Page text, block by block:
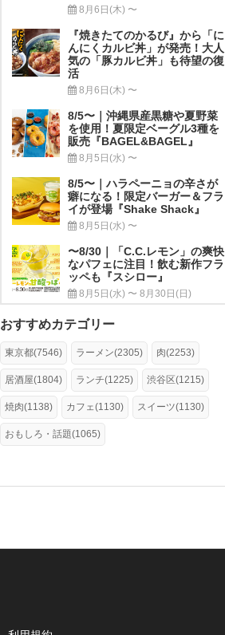
8月6日(木) 〜
『焼きたてのかるび』から「に
んにくカルビ丼」が発売！大人
気の「豚カルビ丼」も待望の復
活
8月6日(木) 〜
8/5〜｜沖縄県産黒糖や夏野菜
を使用！夏限定ベーグル3種を
販売『BAGEL&BAGEL』
8月5日(水) 〜
8/5〜｜ハラペーニョの辛さが
癖になる！限定バーガー＆フラ
イが登場『Shake Shack』
8月5日(水) 〜
〜8/30｜「C.C.レモン」の爽快
なパフェに注目！飲む新作フラ
ッペも『スシロー』
8月5日(水) 〜 8月30日(日)
おすすめカテゴリー
東京都(7546) ラーメン(2305) 肉(2253)
居酒屋(1804) ランチ(1225) 渋谷区(1215)
焼肉(1138) カフェ(1130) スイーツ(1130)
おもしろ・話題(1065)